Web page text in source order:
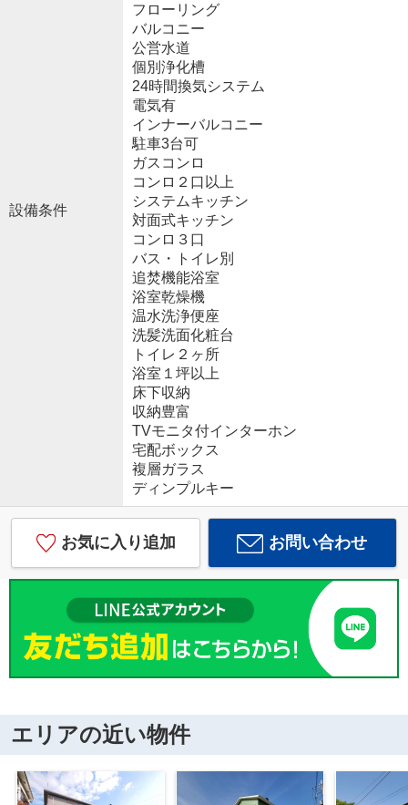
設備条件
フローリング
バルコニー
公営水道
個別浄化槽
24時間換気システム
電気有
インナーバルコニー
駐車3台可
ガスコンロ
コンロ２口以上
システムキッチン
対面式キッチン
コンロ３口
バス・トイレ別
追焚機能浴室
浴室乾燥機
温水洗浄便座
洗髪洗面化粧台
トイレ２ヶ所
浴室１坪以上
床下収納
収納豊富
TVモニタ付インターホン
宅配ボックス
複層ガラス
ディンプルキー
お気に入り追加 お問い合わせ
エリアの近い物件